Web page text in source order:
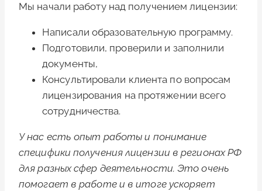
Мы начали работу над получением лицензии:
Написали образовательную программу.
Подготовили, проверили и заполнили
документы,
Консультировали клиента по вопросам
лицензирования на протяжении всего
сотрудничества.
У нас есть опыт работы и понимание
специфики получения лицензии в регионах РФ
для разных сфер деятельности. Это очень
помогает в работе и в итоге ускоряет